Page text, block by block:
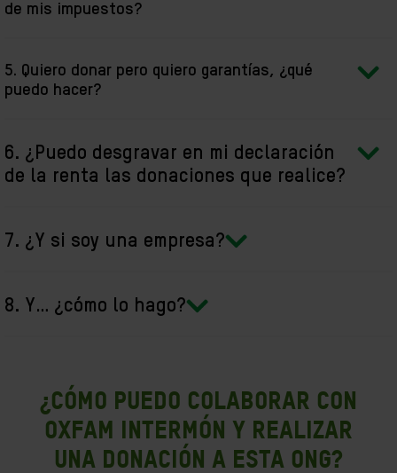
de mis impuestos?
5. Quiero donar pero quiero garantías, ¿qué
puedo hacer?
6. ¿Puedo desgravar en mi declaración
de la renta las donaciones que realice?
7. ¿Y si soy una empresa?
8. Y… ¿cómo lo hago?
¿Cómo puedo colaborar con
Oxfam Intermón y realizar
una donación a esta ONG?